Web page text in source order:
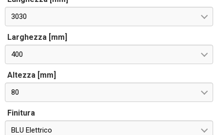
3030
Larghezza [mm]
400
Altezza [mm]
80
Finitura
BLU Elettrico